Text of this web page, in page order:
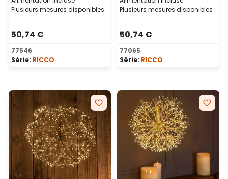
Plusieurs mesures disponibles
50,74 €
77546
Série: RICCO
Plusieurs mesures disponibles
50,74 €
77065
Série: RICCO